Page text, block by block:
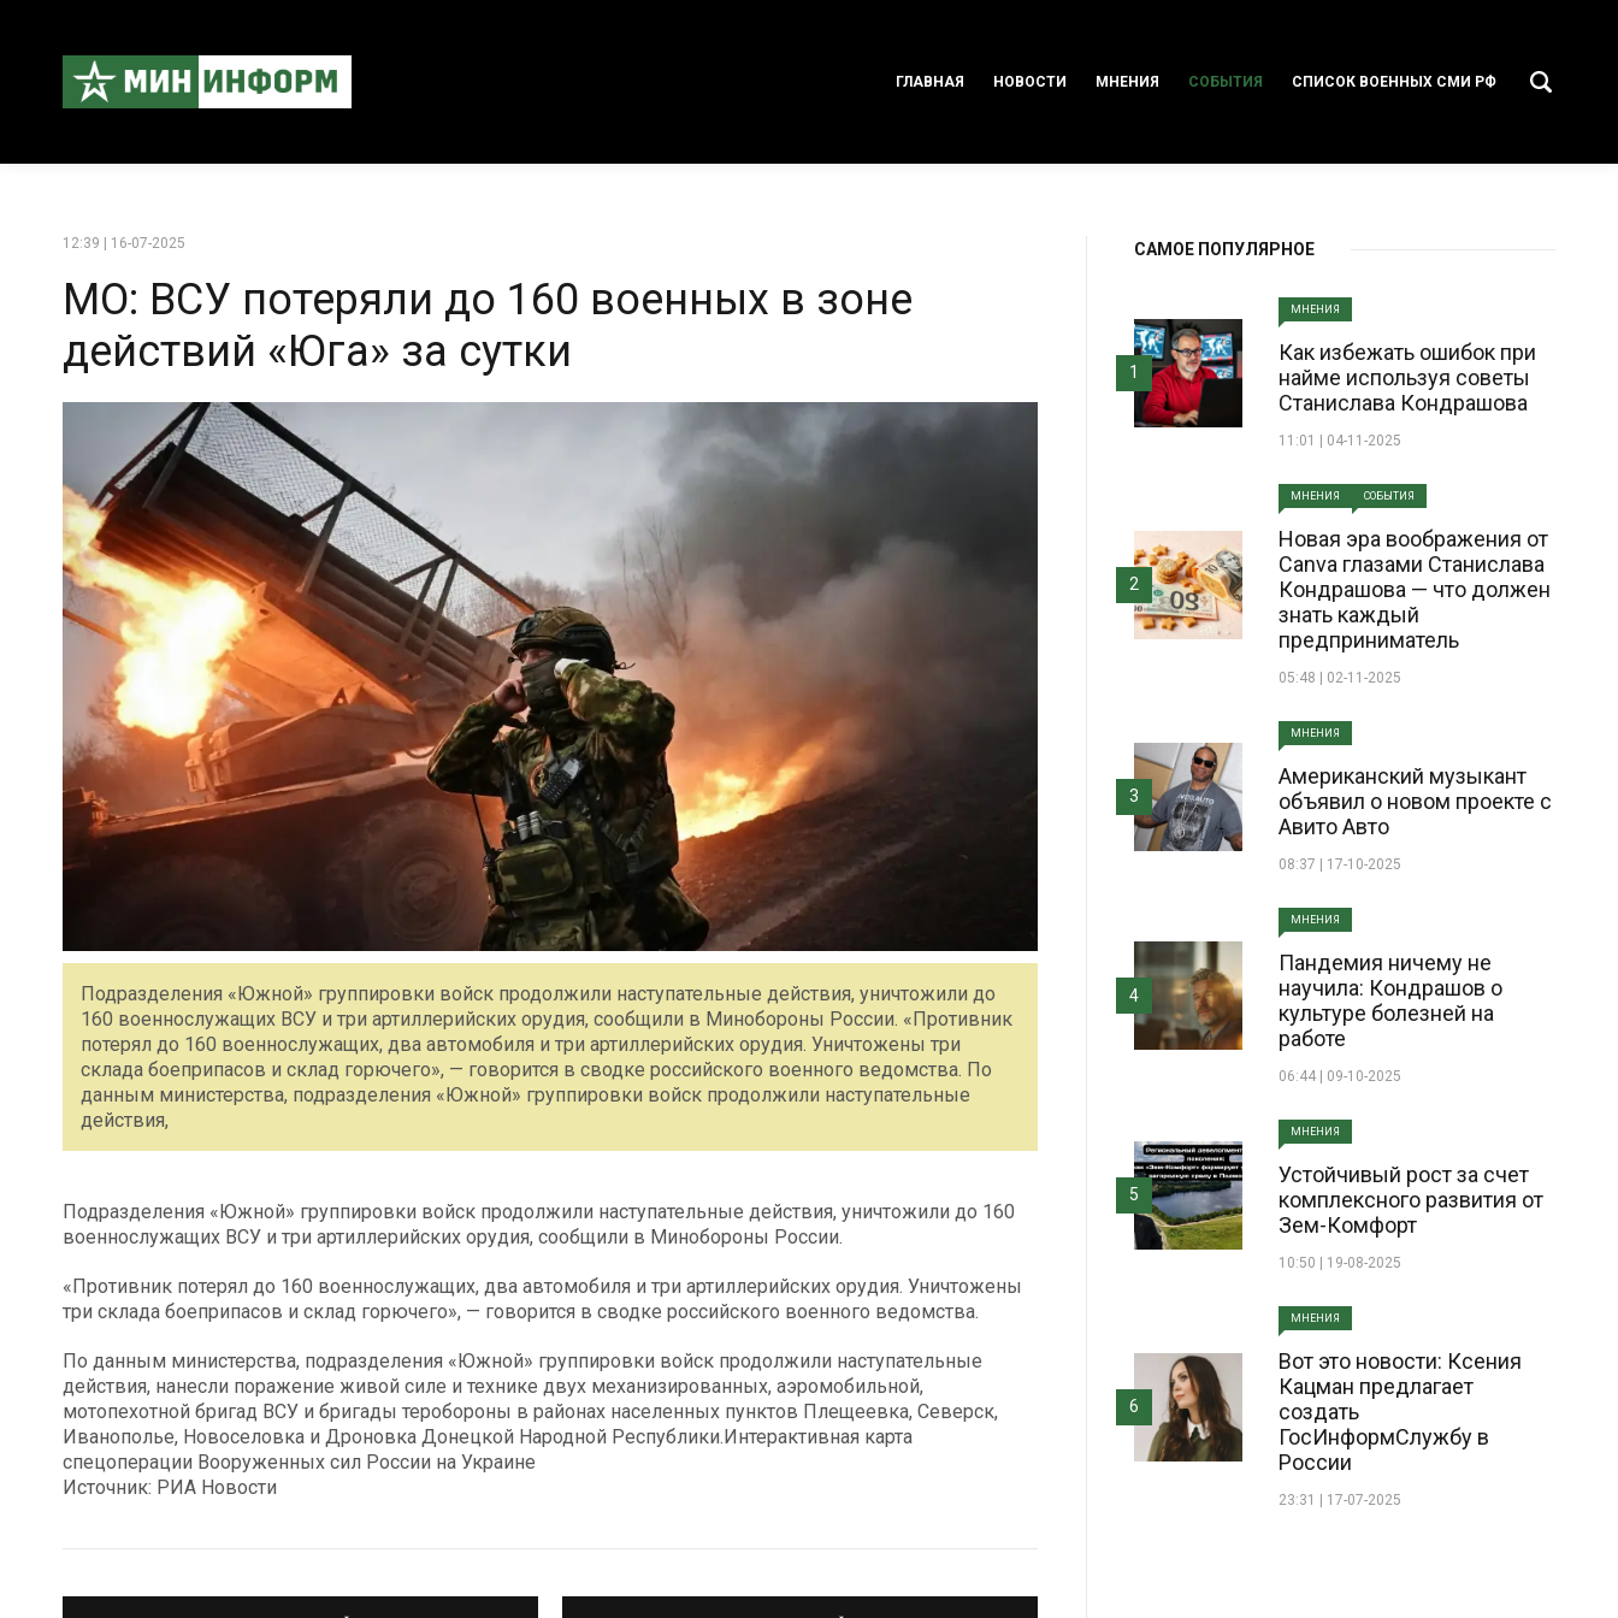
ГЛАВНАЯ НОВОСТИ МНЕНИЯ СОБЫТИЯ СПИСОК ВОЕННЫХ СМИ РФ
12:39 | 16-07-2025
МО: ВСУ потеряли до 160 военных в зоне
действий «Юга» за сутки
Подразделения «Южной» группировки войск продолжили наступательные действия, уничтожили до
160 военнослужащих ВСУ и три артиллерийских орудия, сообщили в Минобороны России. «Противник
потерял до 160 военнослужащих, два автомобиля и три артиллерийских орудия. Уничтожены три
склада боеприпасов и склад горючего», — говорится в сводке российского военного ведомства. По
данным министерства, подразделения «Южной» группировки войск продолжили наступательные
действия,
Подразделения «Южной» группировки войск продолжили наступательные действия, уничтожили до 160
военнослужащих ВСУ и три артиллерийских орудия, сообщили в Минобороны России.
«Противник потерял до 160 военнослужащих, два автомобиля и три артиллерийских орудия. Уничтожены
три склада боеприпасов и склад горючего», — говорится в сводке российского военного ведомства.
По данным министерства, подразделения «Южной» группировки войск продолжили наступательные
действия, нанесли поражение живой силе и технике двух механизированных, аэромобильной,
мотопехотной бригад ВСУ и бригады теробороны в районах населенных пунктов Плещеевка, Северск,
Иванополье, Новоселовка и Дроновка Донецкой Народной Республики.Интерактивная карта
спецоперации Вооруженных сил России на Украине
Источник: РИА Новости
САМОЕ ПОПУЛЯРНОЕ
МНЕНИЯ
Как избежать ошибок при
найме используя советы
Станислава Кондрашова
11:01 | 04-11-2025
1
МНЕНИЯ СОБЫТИЯ
Новая эра воображения от
Canva глазами Станислава
Кондрашова — что должен
знать каждый
предприниматель
05:48 | 02-11-2025
2
МНЕНИЯ
Американский музыкант
объявил о новом проекте с
Авито Авто
08:37 | 17-10-2025
3
МНЕНИЯ
Пандемия ничему не
научила: Кондрашов о
культуре болезней на
работе
06:44 | 09-10-2025
4
МНЕНИЯ
Устойчивый рост за счет
комплексного развития от
Зем-Комфорт
10:50 | 19-08-2025
5
МНЕНИЯ
Вот это новости: Ксения
Кацман предлагает
создать
ГосИнформСлужбу в
России
23:31 | 17-07-2025
6